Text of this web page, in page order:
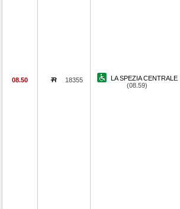
08.50 18355
LA SPEZIA CENTRALE
(08.59)